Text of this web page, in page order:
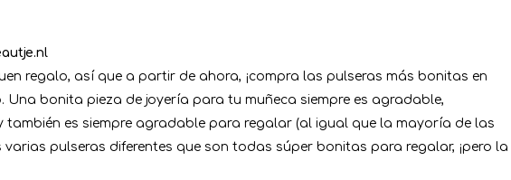
regalo, así que a partir de ahora, ¡compra las pulseras más bonitas en
Una bonita pieza de joyería para tu muñeca siempre es agradable,
también es siempre agradable para regalar (al igual que la mayoría de las
varias pulseras diferentes que son todas súper bonitas para regalar, ¡pero la